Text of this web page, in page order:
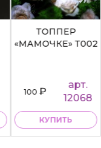
ТОППЕР
«МАМОЧКЕ» Т002
100₽
арт.
12068
КУПИТЬ